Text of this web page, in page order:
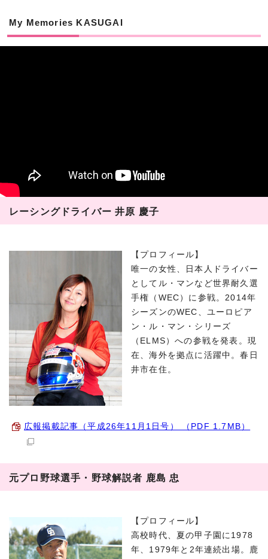
My Memories KASUGAI
レーシングドライバー 井原 慶子
【プロフィール】
唯一の女性、日本人ドライバー
としてル・マンなど世界耐久選
手権（WEC）に参戦。2014年
シーズンのWEC、ユーロピア
ン・ル・マン・シリーズ
（ELMS）への参戦を発表。現
在、海外を拠点に活躍中。春日
井市在住。
広報掲載記事（平成26年11月1日号） （PDF 1.7MB）
元プロ野球選手・野球解説者 鹿島 忠
【プロフィール】
高校時代、夏の甲子園に1978
年、1979年と2年連続出場。鹿